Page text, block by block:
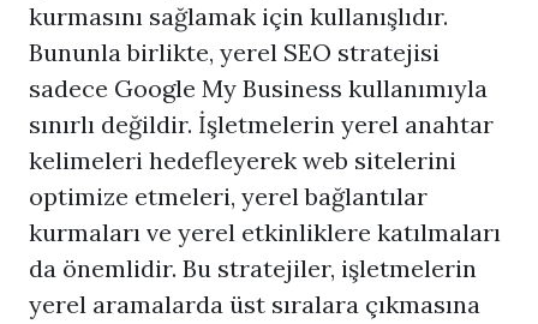
kurmasını sağlamak için kullanışlıdır.
Bununla birlikte, yerel SEO stratejisi
sadece Google My Business kullanımıyla
sınırlı değildir. İşletmelerin yerel anahtar
kelimeleri hedefleyerek web sitelerini
optimize etmeleri, yerel bağlantılar
kurmaları ve yerel etkinliklere katılmaları
da önemlidir. Bu stratejiler, işletmelerin
yerel aramalarda üst sıralara çıkmasına